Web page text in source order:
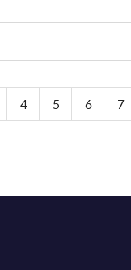
4 5 6 7